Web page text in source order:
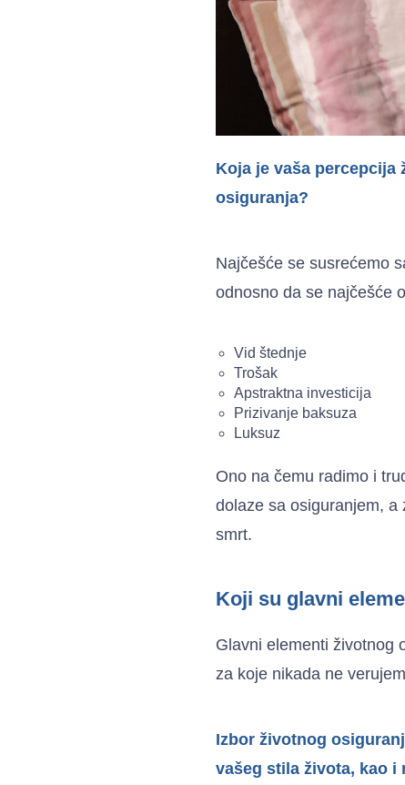
Koja je vaša
osiguranja?
Najčešće se susrećemo
odnosno da se najčešće
Vid štednje
Trošak
Apstraktna investicija
Prizivanje baksuza
Luksuz
Ono na čemu radimo i
dolaze sa osiguranjem, a
smrt.
Koji su glavni
Glavni elementi životnog
za koje nikada ne
Izbor životnog
vašeg stila života, kao